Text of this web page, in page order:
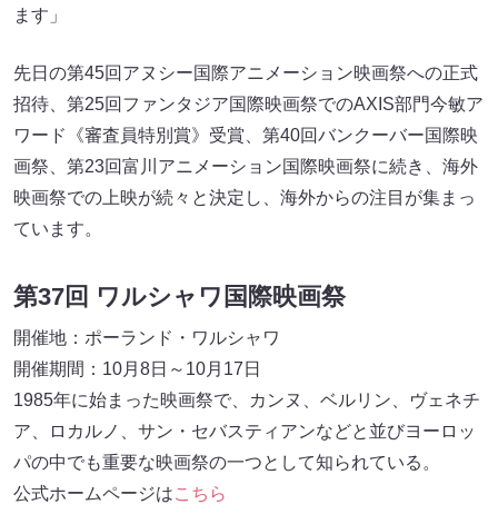
ます」
先日の第45回アヌシー国際アニメーション映画祭への正式
招待、第25回ファンタジア国際映画祭でのAXIS部⾨今敏ア
ワード《審査員特別賞》受賞、第40回バンクーバー国際映
画祭、第23回富川アニメーション国際映画祭に続き、海外
映画祭での上映が続々と決定し、海外からの注目が集まっ
ています。
第37回 ワルシャワ国際映画祭
開催地：ポーランド・ワルシャワ
開催期間：10月8日～10月17日
1985年に始まった映画祭で、カンヌ、ベルリン、ヴェネチ
ア、ロカルノ、サン・セバスティアンなどと並びヨーロッ
パの中でも重要な映画祭の一つとして知られている。
公式ホームページはこちら